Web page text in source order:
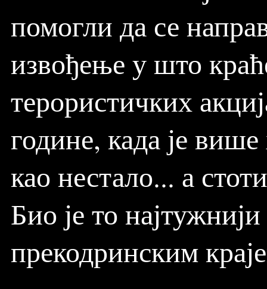
помогли да се
извођење у што
терористичких
године, када је
као нестало... а
Био је то
прекодринским